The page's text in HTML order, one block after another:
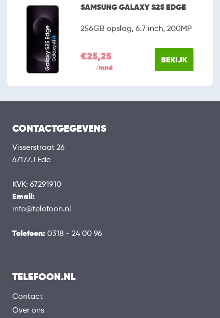
SAMSUNG GALAXY S25 EDGE
256GB opslag, 6.7 inch, 200MP
€25,25
/mnd
BEKIJK
CONTACTGEGEVENS
Visserstraat 26
6717ZJ Ede
KVK: 67291910
Email:
info@telefoon.nl
Telefoon: 0318 - 24 00 96
TELEFOON.NL
Contact
Over ons